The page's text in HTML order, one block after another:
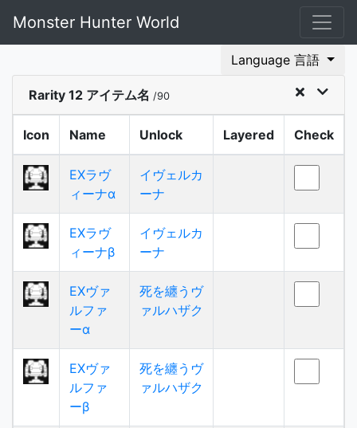
Monster Hunter World
Language 言語
Rarity 12 アイテム名 /90
Icon Name Unlock Layered Check
EXラヴ
ィーナα
イヴェルカ
ーナ
EXラヴ
ィーナβ
イヴェルカ
ーナ
EXヴァ
ルファ
ーα
死を纏うヴ
ァルハザク
EXヴァ
ルファ
ーβ
死を纏うヴ
ァルハザク